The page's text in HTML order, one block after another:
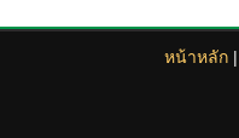
หน้าหลัก|